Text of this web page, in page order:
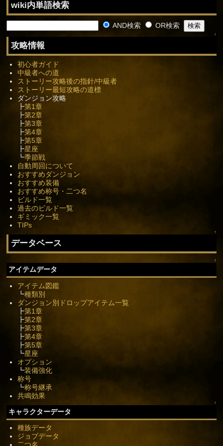
wiki内単語検索
AND検索 OR検索
↑
攻略情報
初心者ガイド
中級者への道
ストーリー攻略後の指針/中級者
ストーリー最短攻略の道標
ダンジョン攻略
┣第1章
┣第2章
┣第3章
┣第4章
┣第5章
┣星座
┗季節戦
自動周回について
おすすめダンジョン
おすすめ装備
おすすめ称号・二つ名
ビルド一覧
過去のビルド一覧
ギミック一覧
TIPs
↑
データベース
↑
アイテムデータ
アイテム図鑑
┗種類別
ダンジョン別ドロップアイテム一覧
┣第1章
┣第2章
┣第3章
┣第4章
┣第5章
┗星座
オプション
┗装備強化
称号
┗称号継承
共鳴効果
↑
キャラクターデータ
種族データ
ジョブデータ